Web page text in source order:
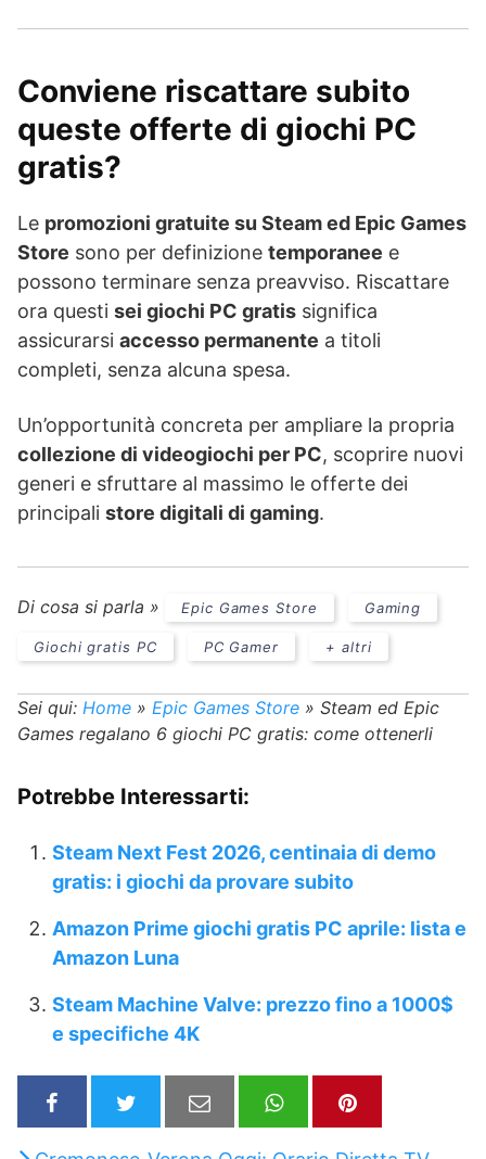
Conviene riscattare subito
queste offerte di giochi PC
gratis?
Le promozioni gratuite su Steam ed Epic Games
Store sono per definizione temporanee e
possono terminare senza preavviso. Riscattare
ora questi sei giochi PC gratis significa
assicurarsi accesso permanente a titoli
completi, senza alcuna spesa.
Un’opportunità concreta per ampliare la propria
collezione di videogiochi per PC, scoprire nuovi
generi e sfruttare al massimo le offerte dei
principali store digitali di gaming.
Di cosa si parla » Epic Games Store Gaming
Giochi gratis PC PC Gamer + altri
Sei qui: Home » Epic Games Store » Steam ed Epic
Games regalano 6 giochi PC gratis: come ottenerli
Potrebbe Interessarti:
Steam Next Fest 2026, centinaia di demo
gratis: i giochi da provare subito
Amazon Prime giochi gratis PC aprile: lista e
Amazon Luna
Steam Machine Valve: prezzo fino a 1000$
e specifiche 4K